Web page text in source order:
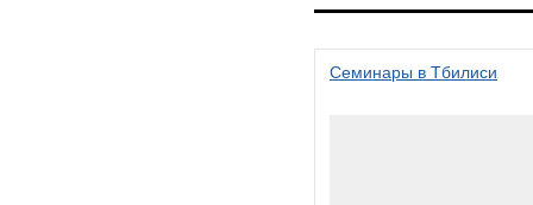
Семинары в Тбилиси